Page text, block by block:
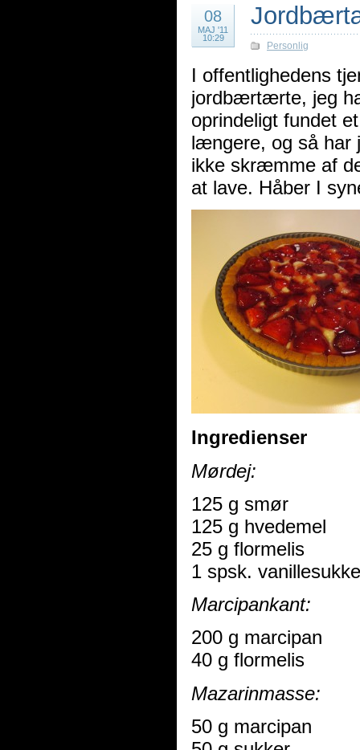
08
MAJ '11
10:29
Personlig
I offentlighedens
jordbærtærte, jeg
oprindeligt fundet
længere, og så har
ikke skræmme af
at lave. Håber I
Ingredienser
Mørdej:
125 g smør
125 g hvedemel
25 g flormelis
1 spsk.
Marcipankant:
200 g marcipan
40 g flormelis
Mazarinmasse:
50 g marcipan